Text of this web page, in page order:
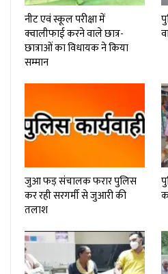
नीट एवं स्कूल परीक्षा में
क्वालीफाई करने वाले छात्र-
छात्राओं का विधायक ने किया
सम्मान
जुआ फड़ संचालक फरार पुलिस
कर रही सरगर्मी से जुआरी की
तलाश